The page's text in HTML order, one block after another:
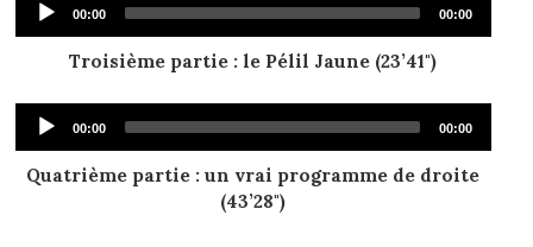
Audio
Player
Current
00:00
Total
00:00
Troisième partie : le Pélil Jaune (23’41")
Audio
Player
Current
00:00
Total
00:00
Quatrième partie : un vrai programme de droite
(43’28")